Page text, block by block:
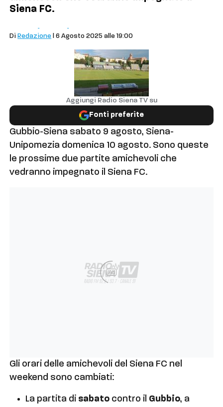
Siena FC.
Di Redazione | 6 Agosto 2025 alle 19:00
Aggiungi Radio Siena TV su
Fonti preferite
Gubbio-Siena sabato 9 agosto, Siena-
Unipomezia domenica 10 agosto. Sono queste
le prossime due partite amichevoli che
vedranno impegnato il Siena FC.
Ad
Gli orari delle amichevoli del Siena FC nel
weekend sono cambiati:
La partita di sabato contro il Gubbio, a